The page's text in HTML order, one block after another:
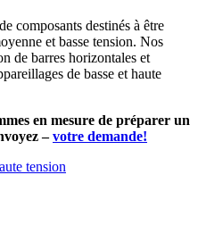
composants destinés à être
et basse tension. Nos
de barres horizontales et
de basse et haute
en mesure de préparer un
–votre demande!
tension